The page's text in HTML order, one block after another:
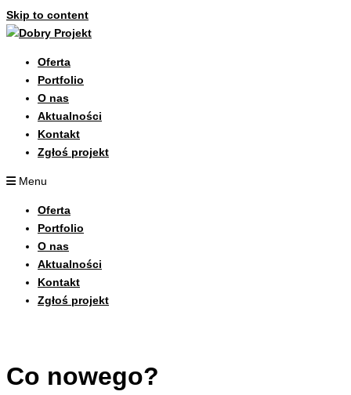
Skip to content
Oferta
Portfolio
O nas
Aktualności
Kontakt
Zgłoś projekt
Menu
Oferta
Portfolio
O nas
Aktualności
Kontakt
Zgłoś projekt
Co nowego?